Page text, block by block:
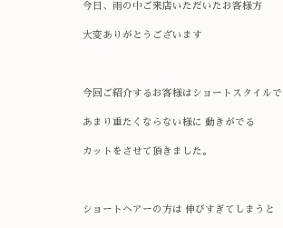
今日、雨の中ご来店いただいたお客様方
大変ありがとうございます
今回ご紹介するお客様はショートスタイル
あまり重たくならない様に 動きがでる
カットを させて頂きました。
ショートヘアーの方は 伸びすぎてしまうと